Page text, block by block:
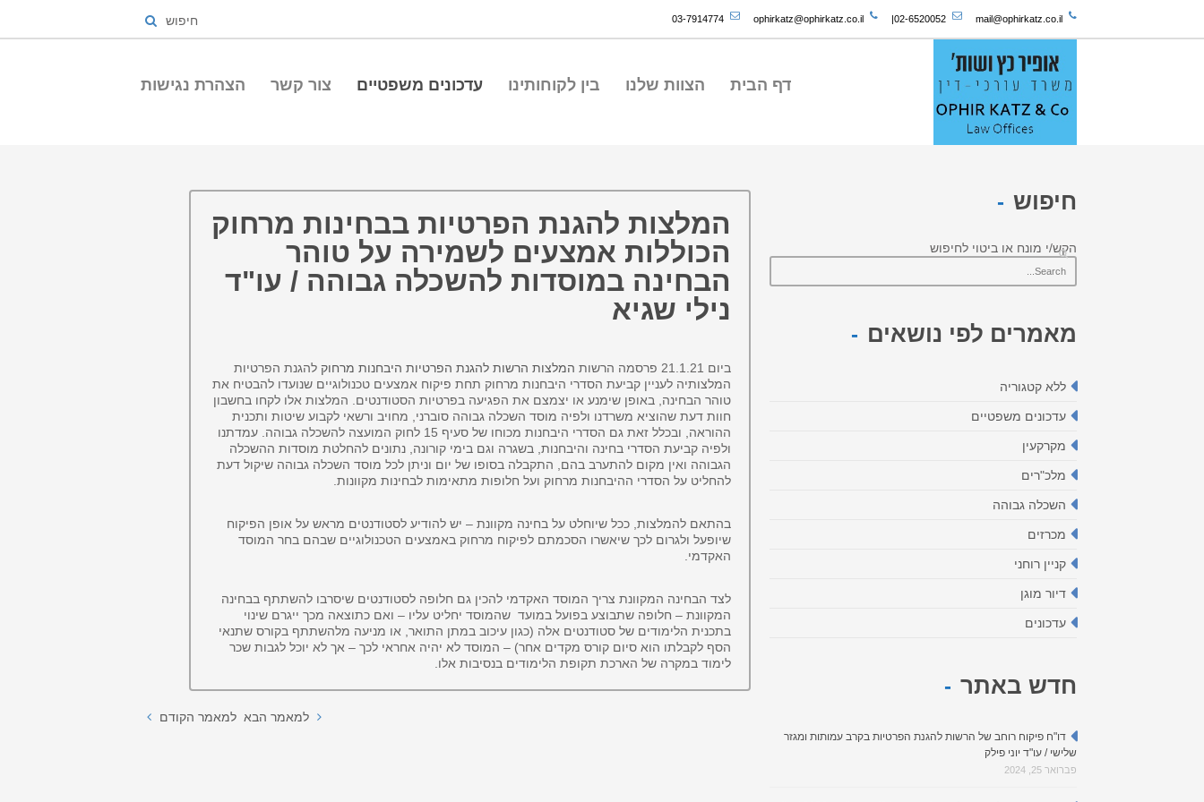
mail@ophirkatz.co.il
02-6520052
|
ophirkatz@ophirkatz.co.il
03-7914774 חיפוש
דף הבית הצוות שלנו בין לקוחותינו עדכונים משפטיים צור קשר הצהרת נגישות
חיפוש
הקש/י מונח או ביטוי לחיפוש
מאמרים לפי נושאים
ללא קטגוריה
עדכונים משפטיים
מקרקעין
מלכ"רים
השכלה גבוהה
מכרזים
קניין רוחני
דיור מוגן
עדכונים
חדש באתר
דו"ח פיקוח רוחב של הרשות להגנת הפרטיות בקרב עמותות ומגזר
שלישי / עו"ד יוני פילק
פברואר 25, 2024
המלצות להגנת הפרטיות בבחינות מרחוק
הכוללות אמצעים לשמירה על טוהר
הבחינה במוסדות להשכלה גבוהה / עו"ד
נילי שגיא
ביום 21.1.21 פרסמה הרשות המלצות הרשות להגנת הפרטיות היבחנות מרחוקלהגנת הפרטיות
המלצותיה לעניין קביעת הסדרי היבחנות מרחוק תחת פיקוח אמצעים טכנולוגיים שנועדו להבטיח את
טוהר הבחינה, באופן שימנע או יצמצם את הפגיעה בפרטיות הסטודנטים. המלצות אלו לקחו בחשבון
חוות דעת שהוציא משרדנו ולפיה מוסד השכלה גבוהה סוברני, מחויב ורשאי לקבוע שיטות ותכנית
ההוראה, ובכלל זאת גם הסדרי היבחנות מכוחו של סעיף 15 לחוק המועצה להשכלה גבוהה. עמדתנו
ולפיה קביעת הסדרי בחינה והיבחנות, בשגרה וגם בימי קורונה, נתונים להחלטת מוסדות ההשכלה
הגבוהה ואין מקום להתערב בהם, התקבלה בסופו של יום וניתן לכל מוסד השכלה גבוהה שיקול דעת
להחליט על הסדרי ההיבחנות מרחוק ועל חלופות מתאימות לבחינות מקוונות.
בהתאם להמלצות, ככל שיוחלט על בחינה מקוונת – יש להודיע לסטודנטים מראש על אופן הפיקוח
שיופעל ולגרום לכך שיאשרו הסכמתם לפיקוח מרחוק באמצעים הטכנולוגיים שבהם בחר המוסד
האקדמי.
לצד הבחינה המקוונת צריך המוסד האקדמי להכין גם חלופה לסטודנטים שיסרבו להשתתף בבחינה
המקוונת – חלופה שתבוצע בפועל במועד שהמוסד יחליט עליו – ואם כתוצאה מכך ייגרם שינוי
בתכנית הלימודים של סטודנטים אלה (כגון עיכוב במתן התואר, או מניעה מלהשתתף בקורס שתנאי
הסף לקבלתו הוא סיום קורס מקדים אחר) – המוסד לא יהיה אחראי לכך – אך לא יוכל לגבות שכר
לימוד במקרה של הארכת תקופת הלימודים בנסיבות אלו.
למאמר הקודם למאמר הבא